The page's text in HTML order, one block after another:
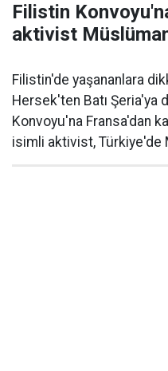
Filistin
aktivist
Filistin'de yaşananlara
Hersek'ten Batı Şeria'ya
Konvoyu'na Fransa'dan
isimli aktivist, Türkiye'de